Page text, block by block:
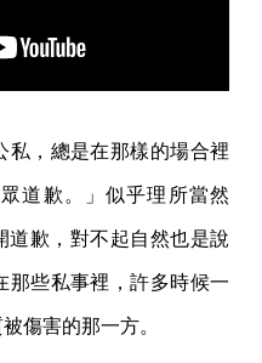
私，總是在那樣的場合裡
道歉。」似乎理所當然
歉，對不起自然也是說
那些私事裡，許多時候一
傷害的那一方。